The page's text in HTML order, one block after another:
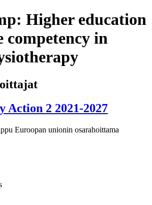
Higher education
competency in
Action 2 2021-2027